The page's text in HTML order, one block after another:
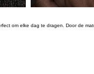
om elke dag te dragen. Door de